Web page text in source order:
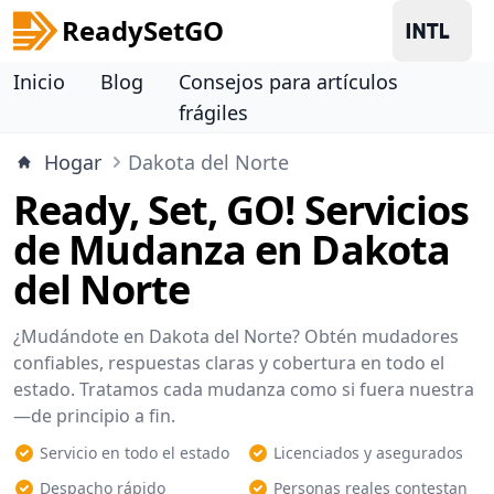
ReadySetGO
Inicio Blog
Consejos para artículos
frágiles
Hogar
Dakota del Norte
Ready, Set, GO! Servicios
de Mudanza en Dakota
del Norte
¿Mudándote en Dakota del Norte? Obtén mudadores
confiables, respuestas claras y cobertura en todo el
estado. Tratamos cada mudanza como si fuera nuestra
—de principio a fin.
Servicio en todo el estado
Licenciados y asegurados
Despacho rápido
Personas reales contestan